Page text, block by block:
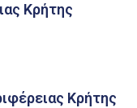
Κρήτης
Κρήτης